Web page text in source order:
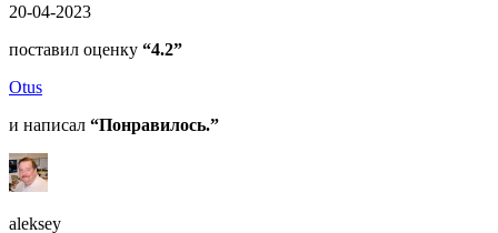
20-04-2023
поставил оценку “4.2”
Otus
и написал “Понравилось.”
aleksey